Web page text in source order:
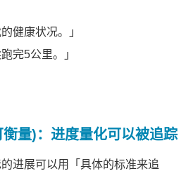
健康状况。」
完5公里。」
量)：进度量化可以被追踪
进展可以用「具体的标准来追